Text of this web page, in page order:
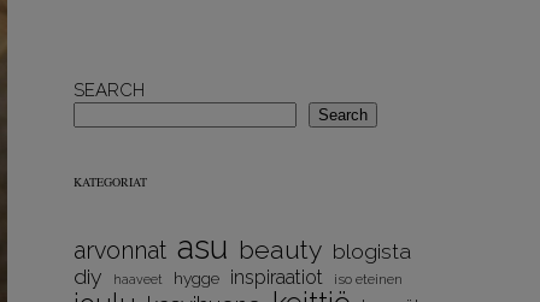
SEARCH
Search
KATEGORIAT
arvonnat asu beauty blogista
diy haaveet hygge inspiraatiot iso eteinen